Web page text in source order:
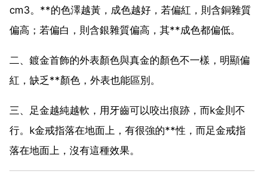
cm3。**的色澤越黃，成色越好，若偏紅，則含銅雜質
偏高；若偏白，則含銀雜質偏高，其**成色都偏低。
二、鍍金首飾的外表顏色與真金的顏色不一樣，明顯偏
紅，缺乏**顏色，外表也能區別。
三、足金越純越軟，用牙齒可以咬出痕跡，而k金則不
行。k金戒指落在地面上，有很強的**性，而足金戒指
落在地面上，沒有這種效果。